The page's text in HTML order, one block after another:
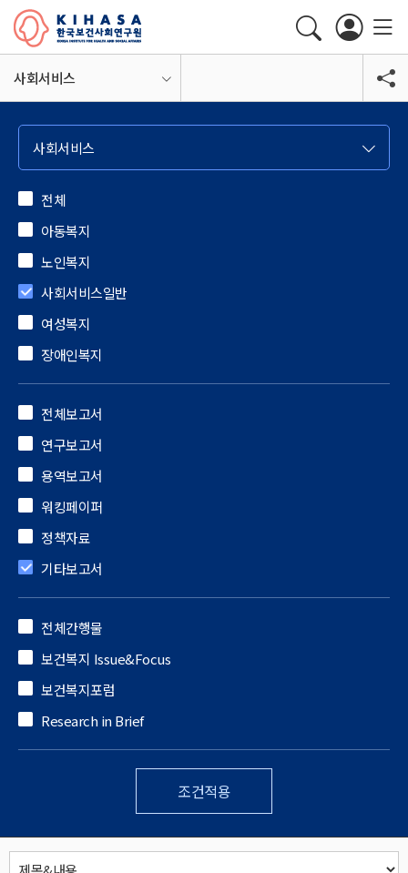
사회서비스
사회서비스
전체
아동복지
노인복지
사회서비스일반
여성복지
장애인복지
전체보고서
연구보고서
용역보고서
워킹페이퍼
정책자료
기타보고서
전체간행물
보건복지 Issue&Focus
보건복지포럼
Research in Brief
조건적용